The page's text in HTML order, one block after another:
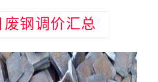
钢调价汇总